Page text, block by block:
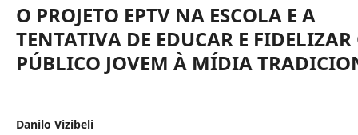
O PROJETO EPTV NA ESCOLA E A
TENTATIVA DE EDUCAR E FIDELIZAR
PÚBLICO JOVEM À MÍDIA
Danilo Vizibeli